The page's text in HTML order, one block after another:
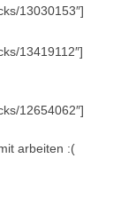
13030153″]
13419112″]
12654062″]
arbeiten :(